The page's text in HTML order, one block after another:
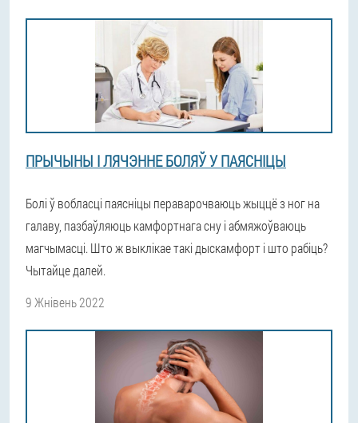
ПРЫЧЫНЫ І ЛЯЧЭННЕ БОЛЯЎ У ПАЯСНІЦЫ
Болі ў вобласці паясніцы пераварочваюць жыццё з ног на
галаву, пазбаўляюць камфортнага сну і абмяжоўваюць
магчымасці. Што ж выклікае такі дыскамфорт і што рабіць?
Чытайце далей.
9 Жнівень 2022